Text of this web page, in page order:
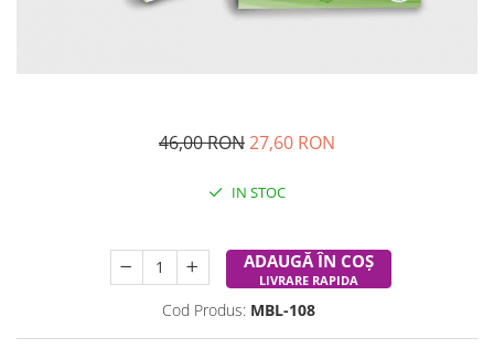
46,00 RON27,60 RON
IN STOC
ADAUGĂ ÎN COȘ
LIVRARE RAPIDA
Cod Produs: MBL-108